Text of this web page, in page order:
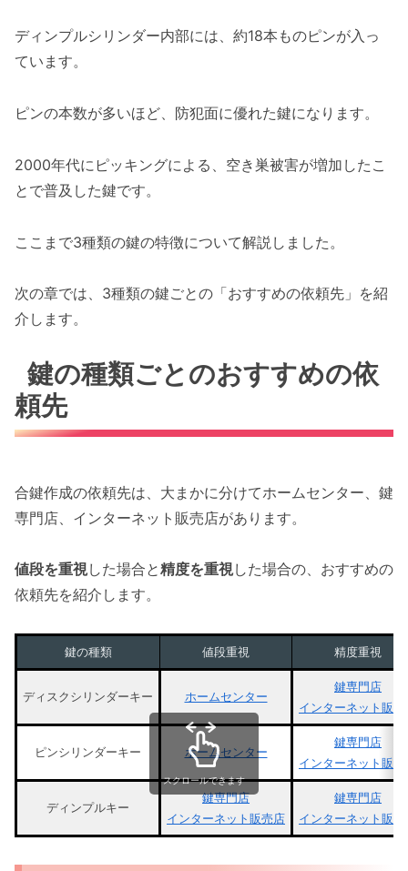
ディンプルシリンダー内部には、約18本ものピンが入っ
ています。
ピンの本数が多いほど、防犯面に優れた鍵になります。
2000年代にピッキングによる、空き巣被害が増加したこ
とで普及した鍵です。
ここまで3種類の鍵の特徴について解説しました。
次の章では、3種類の鍵ごとの「おすすめの依頼先」を紹
介します。
鍵の種類ごとのおすすめの依
頼先
合鍵作成の依頼先は、大まかに分けてホームセンター、鍵
専門店、インターネット販売店があります。
値段を重視した場合と精度を重視した場合の、おすすめの
依頼先を紹介します。
鍵の種類 値段重視 精度重視
ディスクシリンダーキー ホームセンター
鍵専門店
インターネット販売
ピンシリンダーキー ホームセンター
鍵専門店
インターネット販売
ディンプルキー
鍵専門店
インターネット販売店
鍵専門店
インターネット販売
スクロールできます